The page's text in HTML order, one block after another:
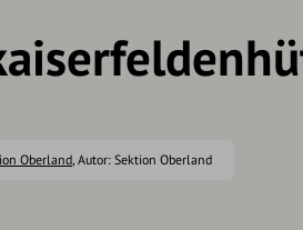
Oberland, Autor: Sektion Oberland